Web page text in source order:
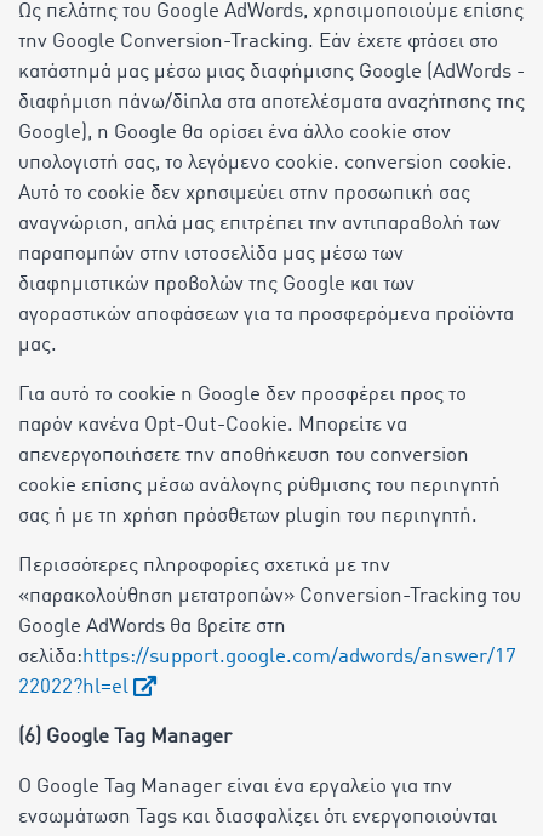
Ως πελάτης του Google AdWords, χρησιμοποιούμε επίσης
την Google Conversion-Tracking. Εάν έχετε φτάσει στο
κατάστημά μας μέσω μιας διαφήμισης Google (AdWords -
διαφήμιση πάνω/δίπλα στα αποτελέσματα αναζήτησης της
Google), η Google θα ορίσει ένα άλλο cookie στον
υπολογιστή σας, το λεγόμενο cookie. conversion cookie.
Αυτό το cookie δεν χρησιμεύει στην προσωπική σας
αναγνώριση, απλά μας επιτρέπει την αντιπαραβολή των
παραπομπών στην ιστοσελίδα μας μέσω των
διαφημιστικών προβολών της Google και των
αγοραστικών αποφάσεων για τα προσφερόμενα προϊόντα
μας.
Για αυτό το cookie η Google δεν προσφέρει προς το
παρόν κανένα Opt-Out-Cookie. Μπορείτε να
απενεργοποιήσετε την αποθήκευση του conversion
cookie επίσης μέσω ανάλογης ρύθμισης του περιηγητή
σας ή με τη χρήση πρόσθετων plugin του περιηγητή.
Περισσότερες πληροφορίες σχετικά με την
«παρακολούθηση μετατροπών» Conversion-Tracking του
Google AdWords θα βρείτε στη
σελίδα:https://support.google.com/adwords/answer/17
22022?hl=el
(6) Google Tag Manager
Ο Google Tag Manager είναι ένα εργαλείο για την
ενσωμάτωση Tags και διασφαλίζει ότι ενεργοποιούνται